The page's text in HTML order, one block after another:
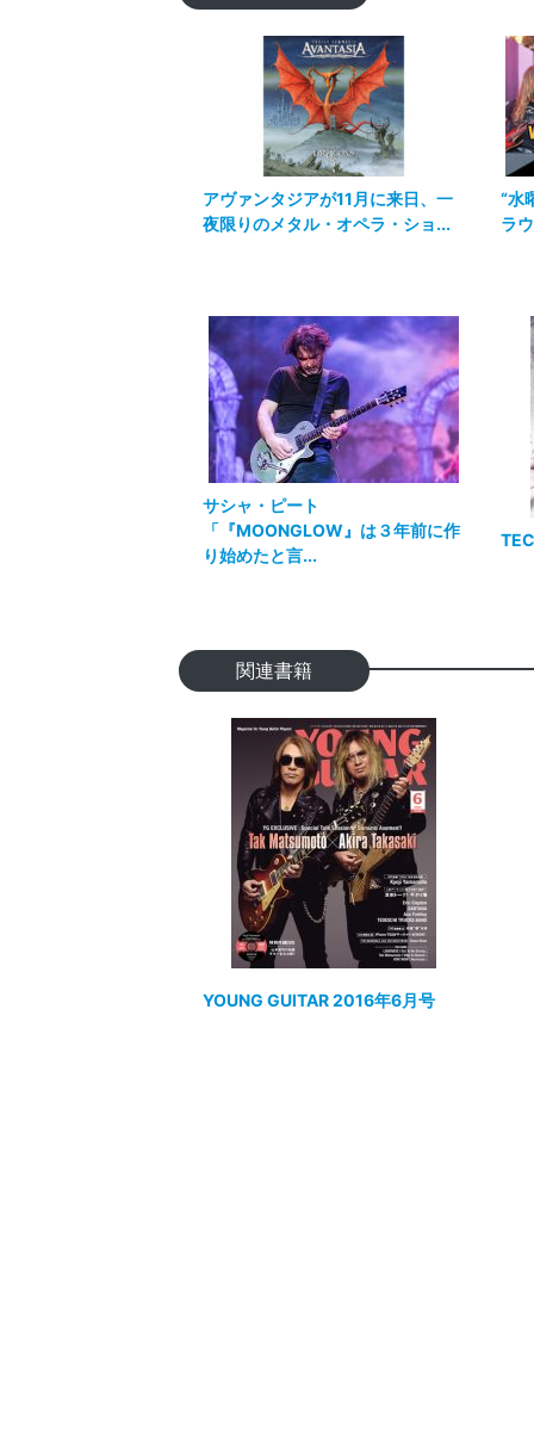
アヴァンタジアが11月に来日、一
夜限りのメタル・オペラ・ショ...
“水
ラ
サシャ・ピート
「『MOONGLOW』は３年前に作
り始めたと言...
関連書籍
YOUNG GUITAR 2016年6月号